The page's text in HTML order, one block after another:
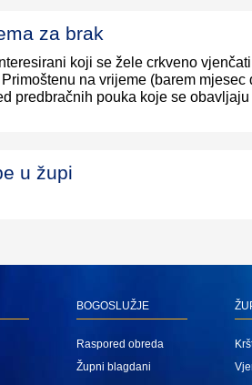
za brak
koji se žele crkveno
na vrijeme (barem
predbračnih pouka koje se
u župi
BOGOSLUŽJE
Raspored obreda
Župni blagdani